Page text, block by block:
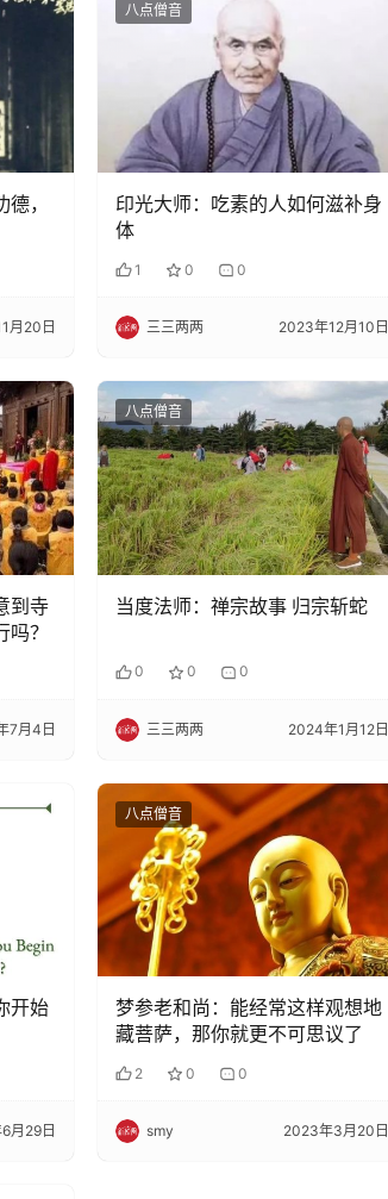
，
月20日
八点僧音
印光大师：吃素的人如何滋补身
体
1 0 0
三三两两 2023年12月10日
到寺
？
7月4日
八点僧音
当度法师：禅宗故事 归宗斩蛇
0 0 0
三三两两 2024年1月12日
开始
月29日
八点僧音
梦参老和尚：能经常这样观想地
藏菩萨，那你就更不可思议了
2 0 0
smy 2023年3月20日